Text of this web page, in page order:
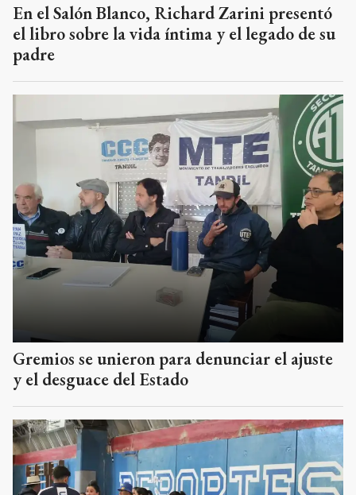
En el Salón Blanco, Richard Zarini presentó
el libro sobre la vida íntima y el legado de su
padre
Gremios se unieron para denunciar el ajuste
y el desguace del Estado